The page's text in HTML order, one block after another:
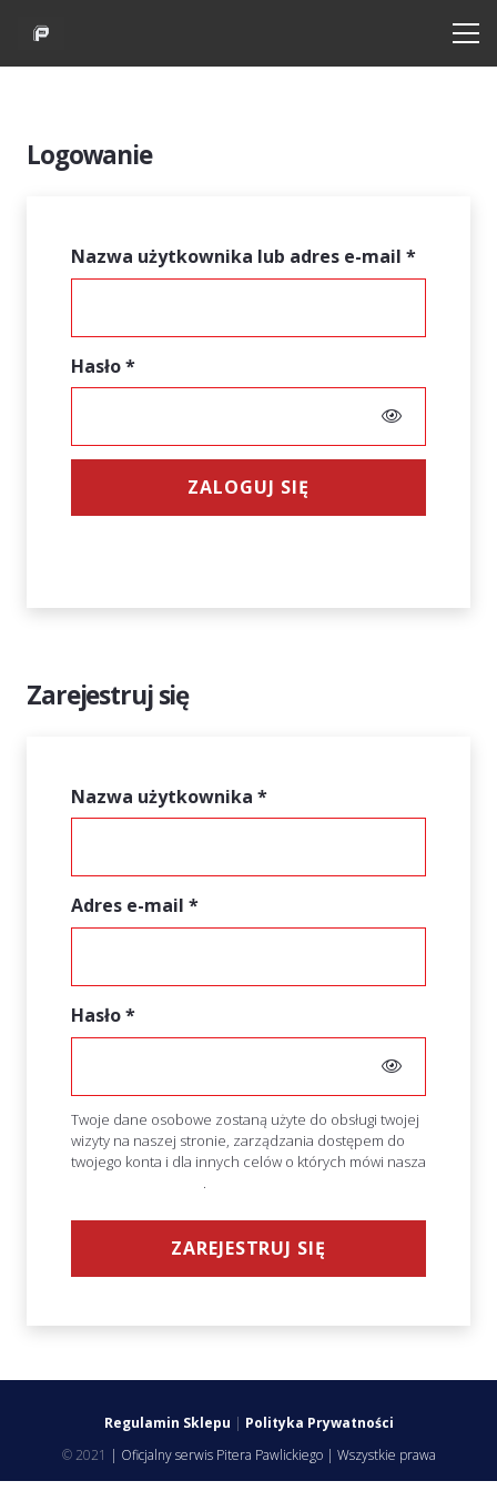
Logowanie
Nazwa użytkownika lub adres e-mail *
Hasło*Wymagane
ZALOGUJ SIĘ
Zarejestruj się
Nazwa użytkownika *Wymagane
Adres e-mail *Wymagane
Hasło*Wymagane
Twoje dane osobowe zostaną użyte do obsługi twojej
wizyty na naszej stronie, zarządzania dostępem do
twojego konta i dla innych celów o których mówi nasza
.
ZAREJESTRUJ SIĘ
Regulamin Sklepu | Polityka Prywatności
© 2021 | Oficjalny serwis Pitera Pawlickiego | Wszystkie prawa
zastrzeżone